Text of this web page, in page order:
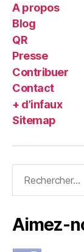
A propos
Blog
QR
Presse
Contribuer
Contact
+ d’infaux
Sitemap
Aimez-